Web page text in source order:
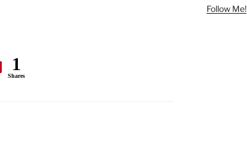
1
Shares
Follow Me!